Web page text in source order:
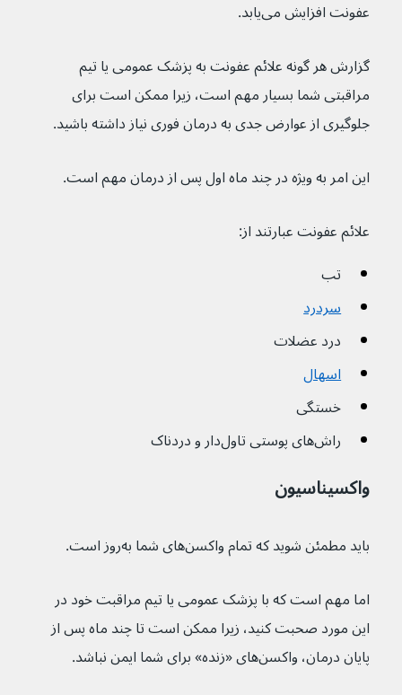
عفونت افزایش می‌یابد.
گزارش هر گونه علائم عفونت به پزشک عمومی یا تیم
مراقبتی شما بسیار مهم است، زیرا ممکن است برای
جلوگیری از عوارض جدی به درمان فوری نیاز داشته باشید.
این امر به ویژه در چند ماه اول پس از درمان مهم است.
علائم عفونت عبارتند از:
تب
سردرد
درد عضلات
اسهال
خستگی
راش‌های پوستی تاول‌دار و دردناک
واکسیناسیون
باید مطمئن شوید که تمام واکسن‌های شما به‌روز است.
اما مهم است که با پزشک عمومی یا تیم مراقبت خود در
این مورد صحبت کنید، زیرا ممکن است تا چند ماه پس از
پایان درمان، واکسن‌های «زنده» برای شما ایمن نباشد.